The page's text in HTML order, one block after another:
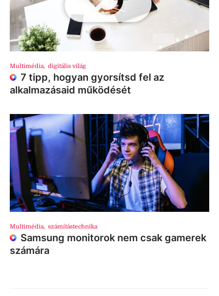
Multimédia, digitális világ
7 tipp, hogyan gyorsítsd fel az
alkalmazásaid működését
Multimédia, számítástechnika
Samsung monitorok nem csak gamerek
számára